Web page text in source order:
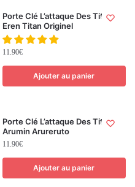
Porte Clé L’attaque Des Titans
Eren Titan Originel
11.90€
Ajouter au panier
Porte Clé L’attaque Des Titans
Arumin Arureruto
11.90€
Ajouter au panier